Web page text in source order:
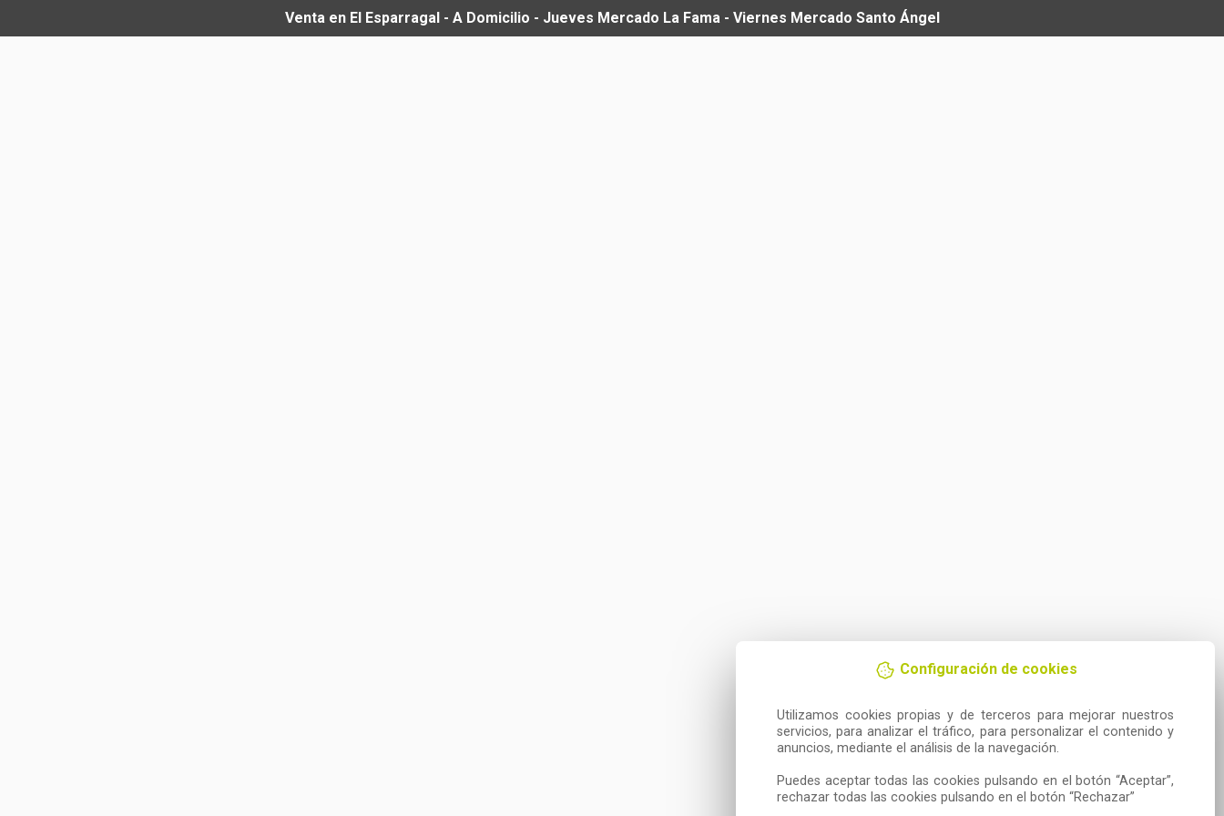
Configuración de cookies
Utilizamos cookies propias y de terceros para mejorar nuestros
servicios, para analizar el tráfico, para personalizar el contenido y
anuncios, mediante el análisis de la navegación.
Puedes aceptar todas las cookies pulsando en el botón “Aceptar”,
rechazar todas las cookies pulsando en el botón “Rechazar”
Venta en El Esparragal - A Domicilio - Jueves Mercado La Fama - Viernes Mercado Santo Ángel